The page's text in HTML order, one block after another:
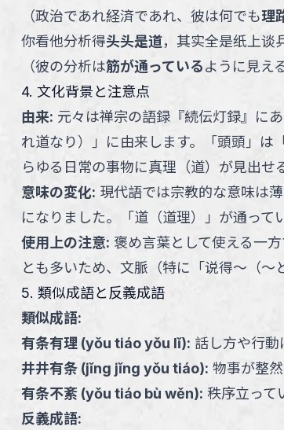
（政治であれ経済であれ、彼は何でも理
你看他分析得头头是道，其实全是纸上谈
（彼の分析は筋が通っているように見え
4. 文化背景と注意点
由来: 元々は禅宗の語録『続伝灯録』に
れ道なり）」に由来します。「頭頭」は
らゆる日常の事物に真理（道）が見出せ
意味の変化: 現代語では宗教的な意味は
になりました。「道（道理）」が通って
使用上の注意: 褒め言葉として使える一
とも多いため、文脈（特に「说得～（～
5. 類似成語と反義成語
類似成語:
有条有理 (yǒu tiáo yǒu lǐ): 話し方や行動
井井有条(jǐng jǐng yǒu tiáo): 物事が整
有条不紊(yǒu tiáo bù wěn): 秩序立って
反義成語: